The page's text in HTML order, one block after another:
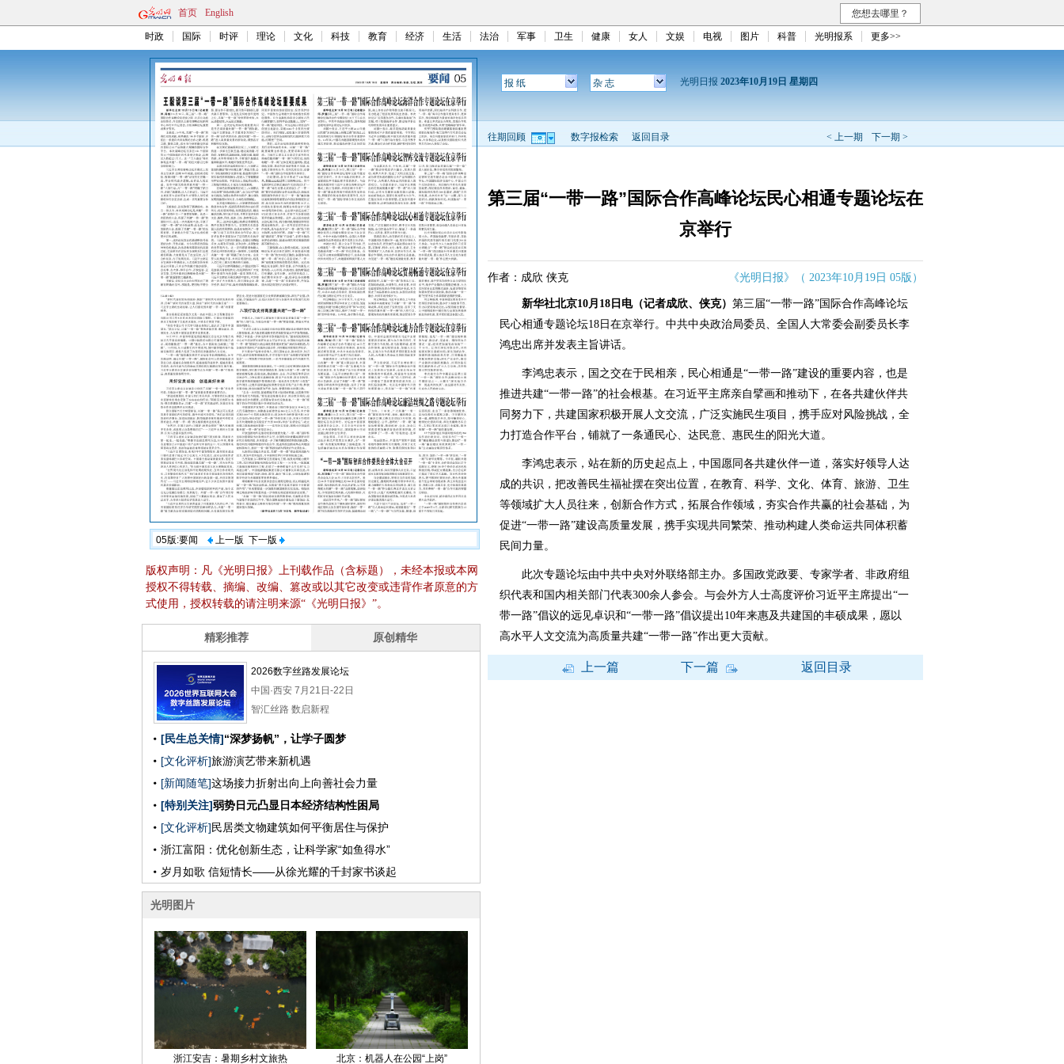
首页 English 您想去哪里？
时政 国际 时评 理论 文化 科技 教育 经济 生活 法治 军事 卫生 健康 女人 文娱 电视 图片 科普 光明报系 更多>>
05版:要闻 上一版 下一版
版权声明：凡《光明日报》上刊载作品（含标题），未经本报或本网
授权不得转载、摘编、改编、篡改或以其它改变或违背作者原意的方
式使用，授权转载的请注明来源“《光明日报》”。
报 纸 杂 志 光明日报 2023年10月19日 星期四
< 上一期 下一期 >
往期回顾 数字报检索 返回目录
第三届“一带一路”国际合作高峰论坛民心相通专题论坛在
京举行
作者：成欣 侠克 《光明日报》（ 2023年10月19日 05版）
新华社北京10月18日电（记者成欣、侠克） 第三届“一带一路”国际合作高峰论坛
民心相通专题论坛18日在京举行。中共中央政治局委员、全国人大常委会副委员长李
鸿忠出席并发表主旨讲话。
李鸿忠表示，国之交在于民相亲，民心相通是“一带一路”建设的重要内容，也是
推进共建“一带一路”的社会根基。在习近平主席亲自擘画和推动下，在各共建伙伴共
同努力下，共建国家积极开展人文交流，广泛实施民生项目，携手应对风险挑战，全
力打造合作平台，铺就了一条通民心、达民意、惠民生的阳光大道。
李鸿忠表示，站在新的历史起点上，中国愿同各共建伙伴一道，落实好领导人达
成的共识，把改善民生福祉摆在突出位置，在教育、科学、文化、体育、旅游、卫生
等领域扩大人员往来，创新合作方式，拓展合作领域，夯实合作共赢的社会基础，为
促进“一带一路”建设高质量发展，携手实现共同繁荣、推动构建人类命运共同体积蓄
民间力量。
此次专题论坛由中共中央对外联络部主办。多国政党政要、专家学者、非政府组
织代表和国内相关部门代表300余人参会。与会外方人士高度评价习近平主席提出“一
带一路”倡议的远见卓识和“一带一路”倡议提出10年来惠及共建国的丰硕成果，愿以
高水平人文交流为高质量共建“一带一路”作出更大贡献。
上一篇 下一篇 返回目录